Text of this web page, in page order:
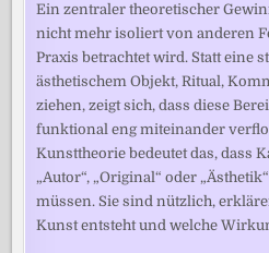
Ein zentraler theoretischer
nicht mehr isoliert von anderen
Praxis betrachtet wird. Statt eine
ästhetischem Objekt, Ritual,
ziehen, zeigt sich, dass diese
funktional eng miteinander
Kunsttheorie bedeutet das, dass
„Autor“, „Original“ oder
müssen. Sie sind nützlich,
Kunst entsteht und welche